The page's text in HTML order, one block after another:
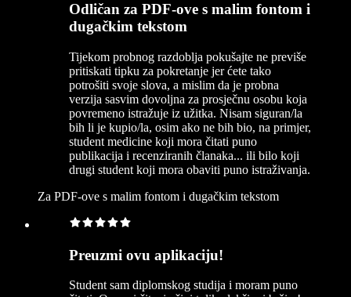
Odličan za PDF-ove s malim fontom i
dugačkim tekstom
Tijekom probnog razdoblja pokušajte ne previše
pritiskati tipku za pokretanje jer ćete tako
potrošiti svoje slova, a mislim da je probna
verzija sasvim dovoljna za prosječnu osobu koja
povremeno istražuje iz užitka. Nisam siguran/la
bih li je kupio/la, osim ako ne bih bio, na primjer,
student medicine koji mora čitati puno
publikacija i recenziranih članaka... ili bilo koji
drugi student koji mora obaviti puno istraživanja.
Za PDF-ove s malim fontom i dugačkim tekstom
Preuzmi ovu aplikaciju!
Student sam diplomskog studija i moram puno